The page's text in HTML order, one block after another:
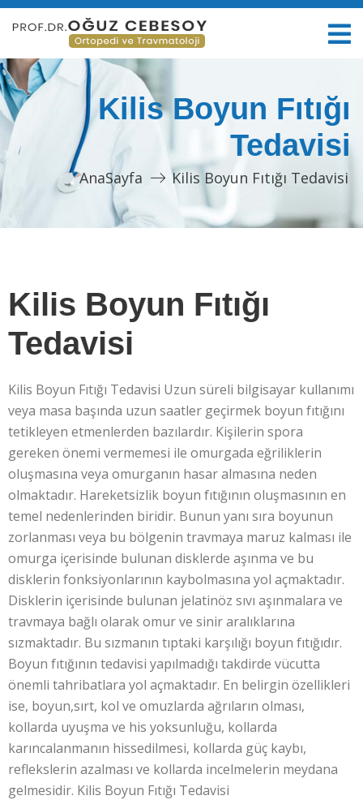
Kilis Boyun Fıtığı
Tedavisi
AnaSayfa Kilis Boyun Fıtığı Tedavisi
Kilis Boyun Fıtığı
Tedavisi
Kilis Boyun Fıtığı Tedavisi Uzun süreli bilgisayar kullanımı
veya masa başında uzun saatler geçirmek boyun fıtığını
tetikleyen etmenlerden bazılardır. Kişilerin spora
gereken önemi vermemesi ile omurgada eğriliklerin
oluşmasına veya omurganın hasar almasına neden
olmaktadır. Hareketsizlik boyun fıtığının oluşmasının en
temel nedenlerinden biridir. Bunun yanı sıra boyunun
zorlanması veya bu bölgenin travmaya maruz kalması ile
omurga içerisinde bulunan disklerde aşınma ve bu
disklerin fonksiyonlarının kaybolmasına yol açmaktadır.
Disklerin içerisinde bulunan jelatinöz sıvı aşınmalara ve
travmaya bağlı olarak omur ve sinir aralıklarına
sızmaktadır. Bu sızmanın tıptaki karşılığı boyun fıtığıdır.
Boyun fıtığının tedavisi yapılmadığı takdirde vücutta
önemli tahribatlara yol açmaktadır. En belirgin özellikleri
ise, boyun,sırt, kol ve omuzlarda ağrıların olması,
kollarda uyuşma ve his yoksunluğu, kollarda
karıncalanmanın hissedilmesi, kollarda güç kaybı,
reflekslerin azalması ve kollarda incelmelerin meydana
gelmesidir. Kilis Boyun Fıtığı Tedavisi